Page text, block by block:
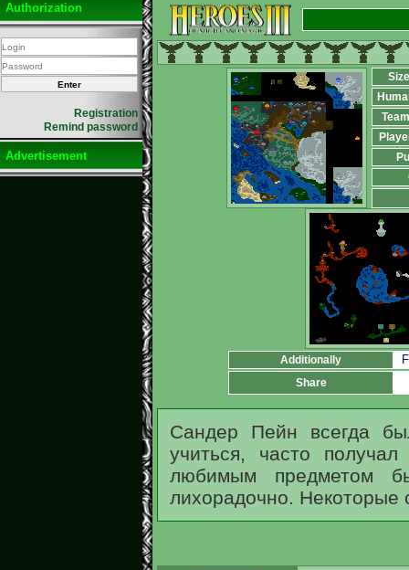
Authorization
Registration
Remind password
Advertisement
Size
Additionally
Share
Сандер Пейн всегда
учиться, часто
любимым предметом
лихорадочно. Некоторые